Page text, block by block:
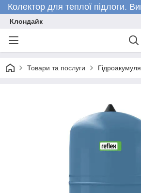
Колектор для теплої підлоги.
Клондайк
Товари та послуги